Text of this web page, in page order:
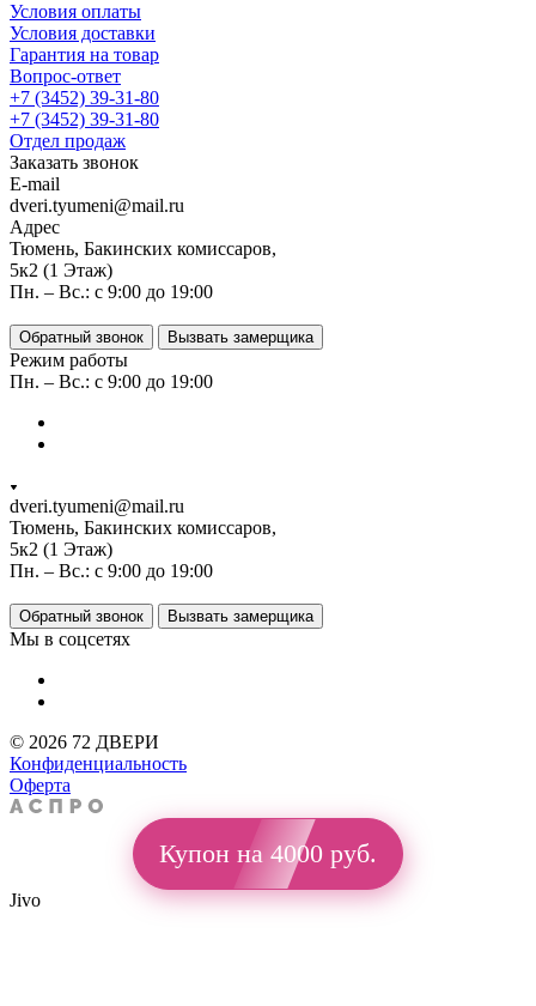
Условия оплаты
Условия доставки
Гарантия на товар
Вопрос-ответ
+7 (3452) 39-31-80
+7 (3452) 39-31-80
Отдел продаж
Заказать звонок
E-mail
dveri.tyumeni@mail.ru
Адрес
Тюмень, Бакинских комиссаров,
5к2 (1 Этаж)
Пн. – Вс.: с 9:00 до 19:00
Обратный звонок Вызвать замерщика
Режим работы
Пн. – Вс.: с 9:00 до 19:00
dveri.tyumeni@mail.ru
Тюмень, Бакинских комиссаров,
5к2 (1 Этаж)
Пн. – Вс.: с 9:00 до 19:00
Обратный звонок Вызвать замерщика
Мы в соцсетях
© 2026 72 ДВЕРИ
Конфиденциальность
Оферта
Купон на 4000 руб.
Jivo